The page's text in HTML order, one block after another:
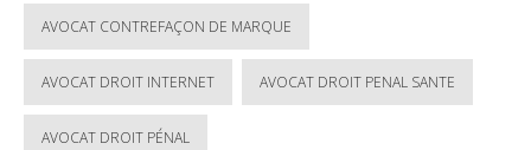
AVOCAT CONTREFAÇON DE MARQUE
AVOCAT DROIT INTERNET AVOCAT DROIT PENAL SANTE
AVOCAT DROIT PÉNAL